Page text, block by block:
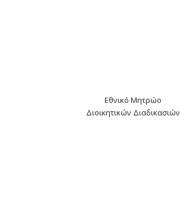
Εθνικό Μητρώο
Διοικητικών Διαδικασιών